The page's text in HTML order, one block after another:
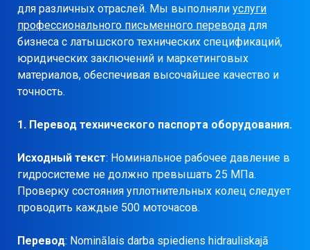
для различных отраслей. Мы выполняли услуги
профессионального письменного перевода для
бизнеса с латышского технических спецификаций,
юридических заключений и маркетинговых
материалов, обеспечивая высочайшее качество и
точность.
1. Перевод технического паспорта оборудования.
Исходный текст: Номинальное рабочее давление в
гидросистеме не должно превышать 25 МПа.
Проверку состояния уплотнительных колец следует
проводить каждые 500 моточасов.
Перевод: Nominālais darba spiediens hidrauliskajā